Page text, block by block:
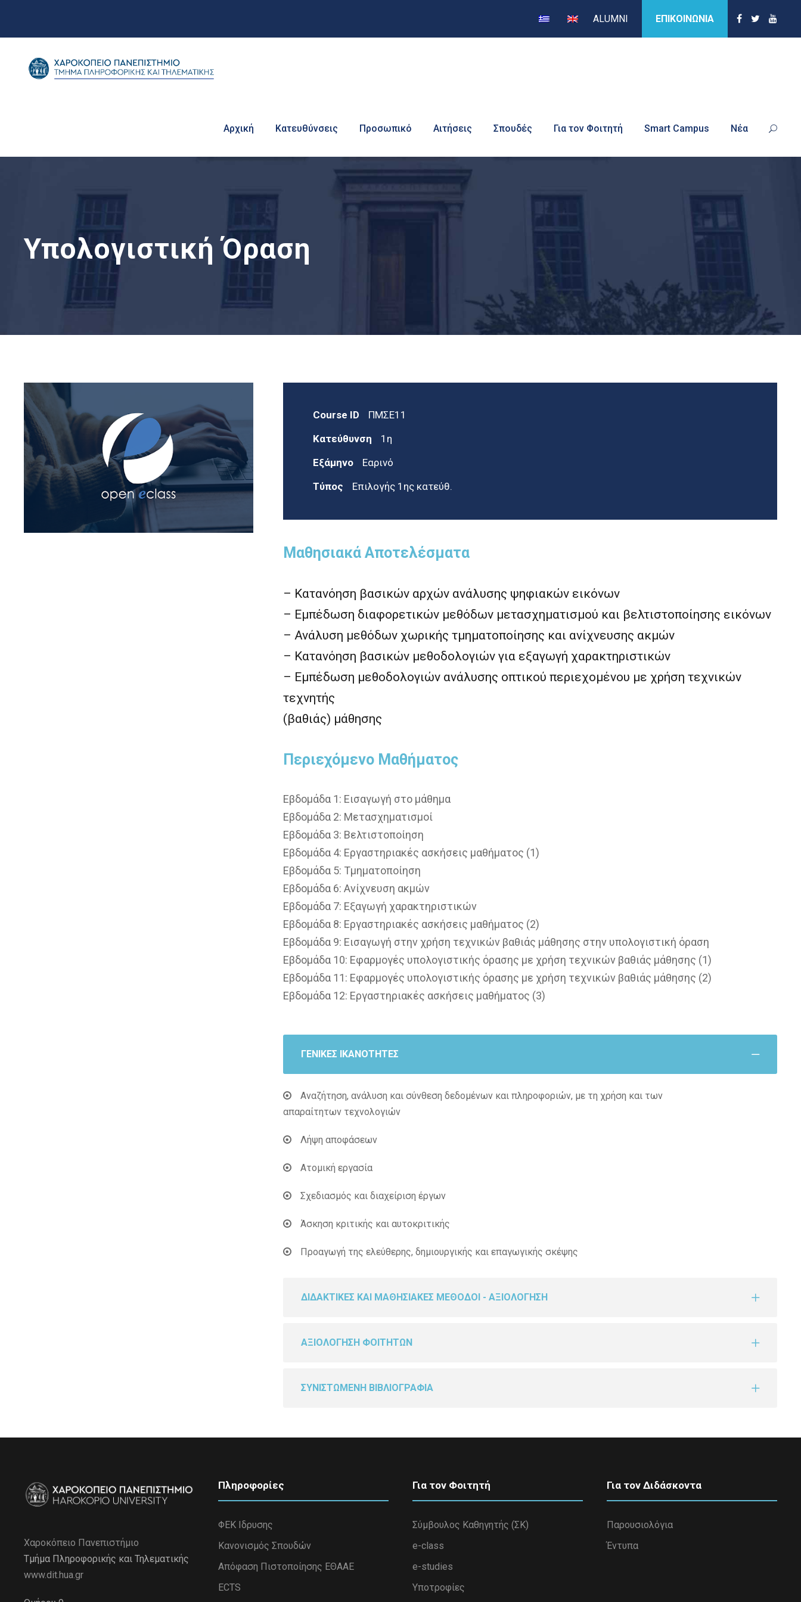
ALUMNI ΕΠΙΚΟΙΝΩΝΙΑ
Αρχική Κατευθύνσεις Προσωπικό Αιτήσεις Σπουδές Για τον Φοιτητή Smart Campus Νέα
Υπολογιστική Όραση
Course ID
ΠΜΣΕ11
Κατεύθυνση
1η
Εξάμηνο
Εαρινό
Τύπος
Επιλογής 1ης κατεύθ.
Μαθησιακά Αποτελέσματα
– Κατανόηση βασικών αρχών ανάλυσης ψηφιακών εικόνων
– Εμπέδωση διαφορετικών μεθόδων μετασχηματισμού και βελτιστοποίησης εικόνων
– Ανάλυση μεθόδων χωρικής τμηματοποίησης και ανίχνευσης ακμών
– Κατανόηση βασικών μεθοδολογιών για εξαγωγή χαρακτηριστικών
– Εμπέδωση μεθοδολογιών ανάλυσης οπτικού περιεχομένου με χρήση τεχνικών
τεχνητής
(βαθιάς) μάθησης
Περιεχόμενο Μαθήματος
Εβδομάδα 1: Εισαγωγή στο μάθημα
Εβδομάδα 2: Μετασχηματισμοί
Εβδομάδα 3: Βελτιστοποίηση
Εβδομάδα 4: Εργαστηριακές ασκήσεις μαθήματος (1)
Εβδομάδα 5: Τμηματοποίηση
Εβδομάδα 6: Ανίχνευση ακμών
Εβδομάδα 7: Εξαγωγή χαρακτηριστικών
Εβδομάδα 8: Εργαστηριακές ασκήσεις μαθήματος (2)
Εβδομάδα 9: Εισαγωγή στην χρήση τεχνικών βαθιάς μάθησης στην υπολογιστική όραση
Εβδομάδα 10: Εφαρμογές υπολογιστικής όρασης με χρήση τεχνικών βαθιάς μάθησης (1)
Εβδομάδα 11: Εφαρμογές υπολογιστικής όρασης με χρήση τεχνικών βαθιάς μάθησης (2)
Εβδομάδα 12: Εργαστηριακές ασκήσεις μαθήματος (3)
ΓΕΝΙΚΕΣ ΙΚΑΝΟΤΗΤΕΣ
Αναζήτηση, ανάλυση και σύνθεση δεδομένων και πληροφοριών, με τη χρήση και των
απαραίτητων τεχνολογιών
Λήψη αποφάσεων
Ατομική εργασία
Σχεδιασμός και διαχείριση έργων
Άσκηση κριτικής και αυτοκριτικής
Προαγωγή της ελεύθερης, δημιουργικής και επαγωγικής σκέψης
ΔΙΔΑΚΤΙΚΕΣ ΚΑΙ ΜΑΘΗΣΙΑΚΕΣ ΜΕΘΟΔΟΙ - ΑΞΙΟΛΟΓΗΣΗ
ΑΞΙΟΛΟΓΗΣΗ ΦΟΙΤΗΤΩΝ
ΣΥΝΙΣΤΩΜΕΝΗ ΒΙΒΛΙΟΓΡΑΦΙΑ
Χαροκόπειο Πανεπιστήμιο
Τμήμα Πληροφορικής και Τηλεματικής
www.dit.hua.gr
Πληροφορίες
ΦΕΚ Ιδρυσης
Κανονισμός Σπουδών
Απόφαση Πιστοποίησης ΕΘΑΑΕ
ECTS
Για τον Φοιτητή
Σύμβουλος Καθηγητής (ΣΚ)
e-class
e-studies
Υποτροφίες
Για τον Διδάσκοντα
Παρουσιολόγια
Έντυπα